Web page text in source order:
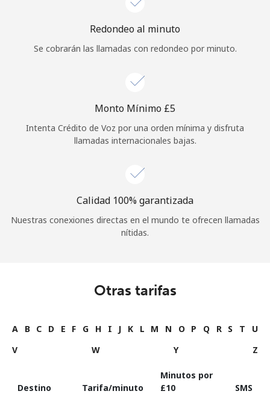
Iniciar Sesión
Continuar con
Redondeo al minuto
Se cobrarán las llamadas con redondeo por minuto.
Monto Mínimo ⁦£5⁩
Intenta Crédito de Voz por una orden mínima y disfruta
llamadas internacionales bajas.
Calidad 100% garantizada
Nuestras conexiones directas en el mundo te ofrecen llamadas
nítidas.
Otras tarifas
A B C D E F G H I J K L M N O P Q R S T
U
V
W Y Z
Destino Tarifa/minuto
Minutos por
⁦£10⁩
SMS